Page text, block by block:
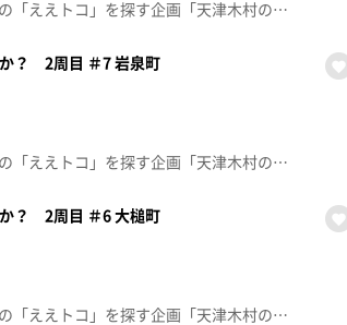
番組ＭＣ 天津木村が県内33市町村で、それぞれのまちの「ええトコ」を探す企画「天津木村のどっかええトコありますか？」2周目の第8回は「西和賀町」！※2024年7月6日(土)放送
か？ 2周目 ＃7 岩泉町
番組ＭＣ 天津木村が県内33市町村で、それぞれのまちの「ええトコ」を探す企画「天津木村のどっかええトコありますか？」2周目の第7回は「岩泉町」！※2024年6月15日(土)放送
か？ 2周目 ＃6 大槌町
番組ＭＣ 天津木村が県内33市町村で、それぞれのまちの「ええトコ」を探す企画「天津木村のどっかええトコありますか？」2周目の第6回は「大槌町」！※2024年5月25日(土)放送